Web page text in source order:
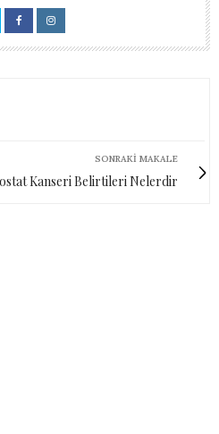
SONRAKI MAKALE
Kanseri Belirtileri Nelerdir